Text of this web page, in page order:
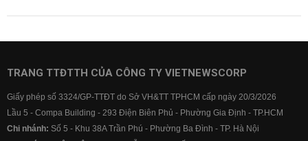
TRANG TTĐTTH CỦA CÔNG TY VIETNEWSCORP
Giấy phép số 3324/GP-TTĐT do Sở VH&TT TPHCM cấp ngày 20/3/2026
Lầu 5 - Compa Building - 293 Điện Biên Phủ - Phường Gia Định - TP.HCM
Chi nhánh: Số 5 - Khu 38A Trần Phú - Phường Ba Đình - TP. Hà Nội